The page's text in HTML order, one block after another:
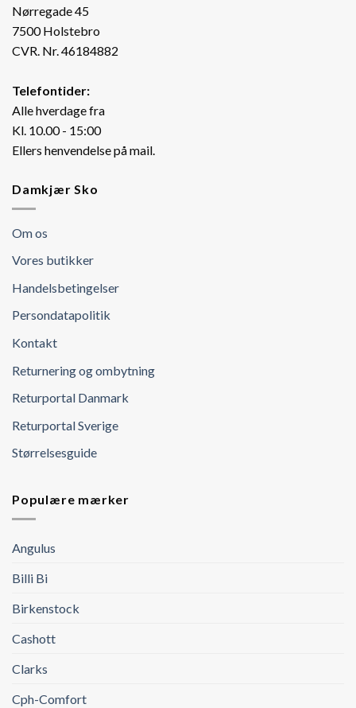
Nørregade 45
7500 Holstebro
CVR. Nr. 46184882
Telefontider:
Alle hverdage fra
Kl. 10.00 - 15:00
Ellers henvendelse på mail.
Damkjær Sko
Om os
Vores butikker
Handelsbetingelser
Persondatapolitik
Kontakt
Returnering og ombytning
Returportal Danmark
Returportal Sverige
Størrelsesguide
Populære mærker
Angulus
Billi Bi
Birkenstock
Cashott
Clarks
Cph-Comfort